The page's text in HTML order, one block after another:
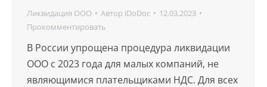
Ликвидация ООО Автор iDoDoc
12.03.2023
Прокомментировать
В России упрощена процедура ликвидации
ООО с 2023 года для малых компаний, не
являющимися плательщиками НДС. Для всех